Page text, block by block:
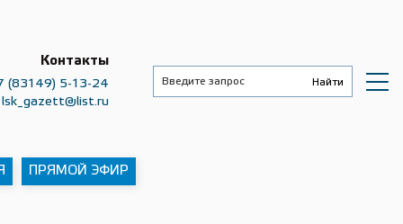
Контакты
(83149) 5-13-24
lsk_gazett@list.ru
ПРЯМОЙ ЭФИР